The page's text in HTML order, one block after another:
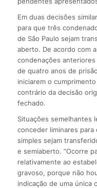
Em duas decisões
para que três
de São Paulo sejam
aberto. De acordo com
condenações
de quatro anos de
iniciarem o
contrário da decisão
fechado.
Situações semelhantes
conceder liminares
simples sejam
e semiaberto. “Ocorre
relativamente ao
gravoso, porque não
indicação de uma única